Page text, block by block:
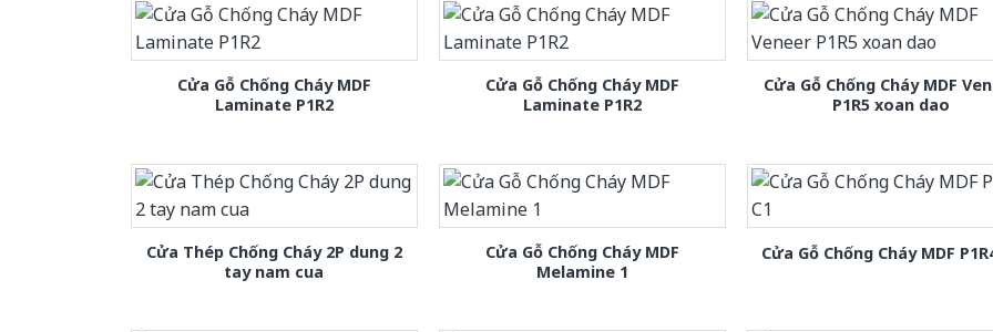
Cửa Gỗ Chống Cháy MDF
Laminate P1R2
Cửa Gỗ Chống Cháy MDF
Laminate P1R2
Cửa Gỗ Chống Cháy MDF
P1R5 xoan dao
Cửa Thép Chống Cháy 2P dung 2
tay nam cua
Cửa Gỗ Chống Cháy MDF
Melamine 1
Cửa Gỗ Chống Cháy MDF